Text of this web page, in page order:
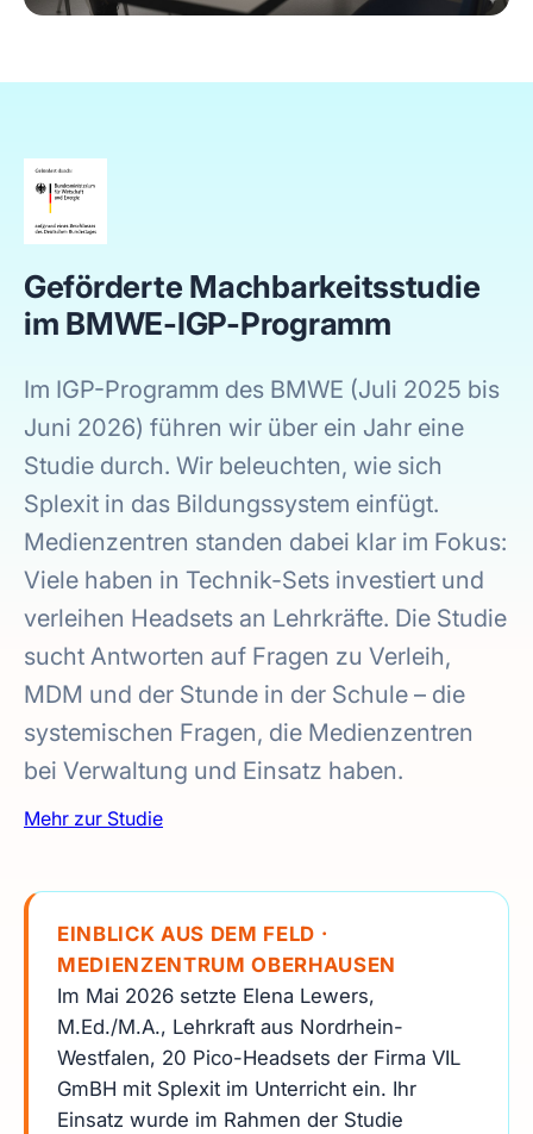
Geförderte Machbarkeitsstudie
im BMWE-IGP-Programm
Im IGP-Programm des BMWE (Juli 2025 bis
Juni 2026) führen wir über ein Jahr eine
Studie durch. Wir beleuchten, wie sich
Splexit in das Bildungssystem einfügt.
Medienzentren standen dabei klar im Fokus:
Viele haben in Technik-Sets investiert und
verleihen Headsets an Lehrkräfte. Die Studie
sucht Antworten auf Fragen zu Verleih,
MDM und der Stunde in der Schule – die
systemischen Fragen, die Medienzentren
bei Verwaltung und Einsatz haben.
Mehr zur Studie
EINBLICK AUS DEM FELD ·
MEDIENZENTRUM OBERHAUSEN
Im Mai 2026 setzte Elena Lewers,
M.Ed./M.A., Lehrkraft aus Nordrhein-
Westfalen, 20 Pico-Headsets der Firma VIL
GmBH mit Splexit im Unterricht ein. Ihr
Einsatz wurde im Rahmen der Studie